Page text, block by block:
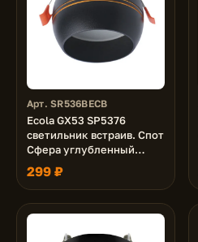
Арт. SR536BECB
Ecola GX53 SP5376
светильник встраив. Спот
Сфера углубленный
Черный матовый с
золотыми полосками
90х73 (к+)
299 ₽